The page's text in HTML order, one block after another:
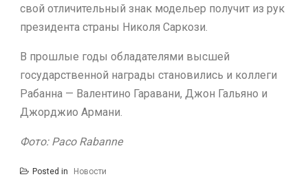
свой отличительный знак модельер получит из рук
президента страны Николя Саркози.
В прошлые годы обладателями высшей
государственной награды становились и коллеги
Рабанна — Валентино Гаравани, Джон Гальяно и
Джорджио Армани.
Фото: Paco Rabanne
Posted in Новости